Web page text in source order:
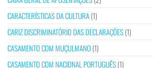
CARACTERÍSTICAS DA CULTURA(1)
CARIZ DISCRIMINATÓRIO DAS DECLARAÇÕES(1)
CASAMENTO COM MUÇULMANO (1)
CASAMENTO COM NACIONAL PORTUGUÊS(1)